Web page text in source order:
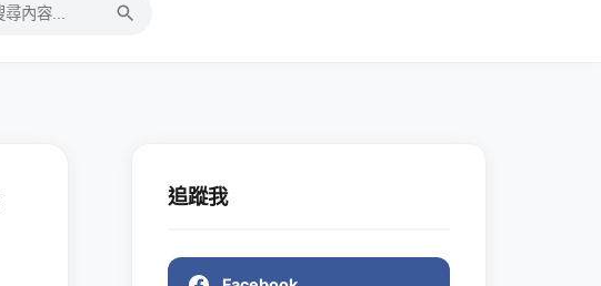
追蹤我